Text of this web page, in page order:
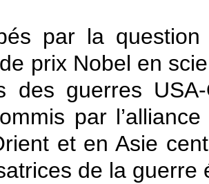
par la
prix Nobel en
des guerres
par
et en Asie
de la guerre